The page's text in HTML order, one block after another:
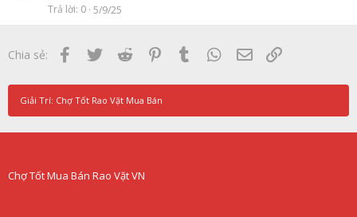
Trả lời 0 5/9/25
Chia sẻ: Facebook
Twitter Reddit PinterestTumblr WhatsApp
Email
Giải Trí: Chợ Tốt Rao Vặt Mua Bán
Chợ Tốt Mua Bán Rao Vặt VN